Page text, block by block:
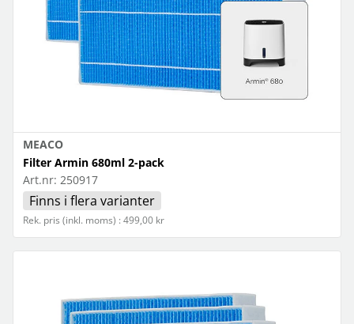
MEACO
Filter Armin 680ml 2-pack
Art.nr: 250917
Finns i flera varianter
Rek. pris (inkl. moms) : 499,00 kr